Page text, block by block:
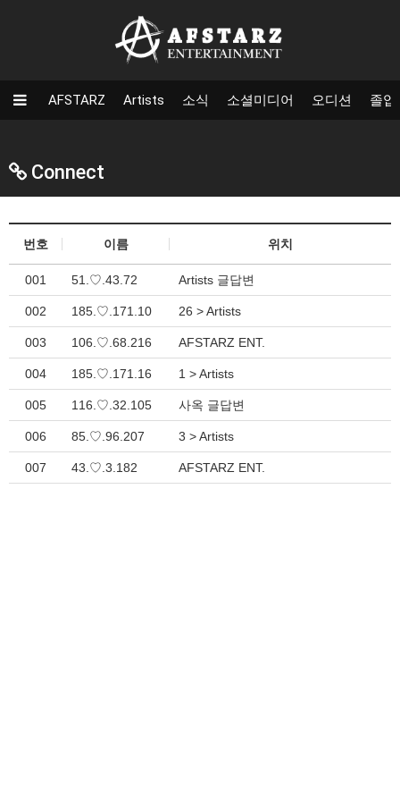
AFSTARZ Artists 소식 소셜미디어 오디션 졸업
Connect
번호 이름 위치
001 51.♡.43.72 Artists 글답변
002 185.♡.171.10 26 > Artists
003 106.♡.68.216 AFSTARZ ENT.
004 185.♡.171.16 1 > Artists
005 116.♡.32.105 사옥 글답변
006 85.♡.96.207 3 > Artists
007 43.♡.3.182 AFSTARZ ENT.